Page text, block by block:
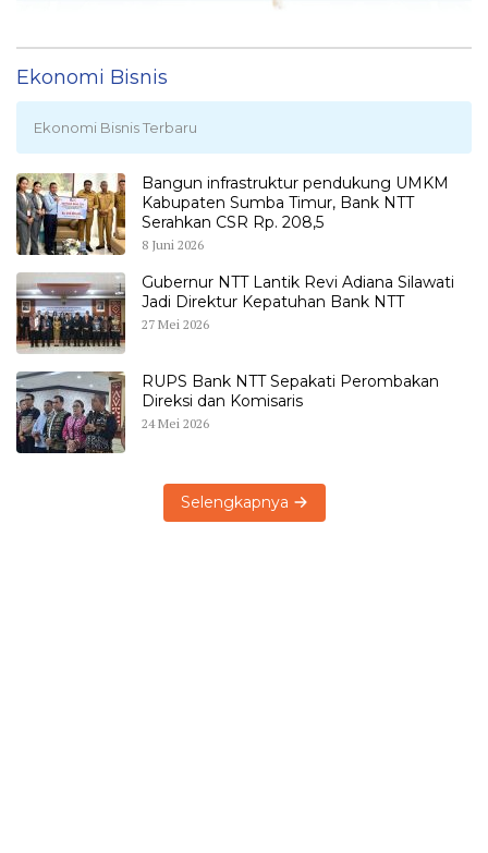
Ekonomi Bisnis
Ekonomi Bisnis Terbaru
Bangun infrastruktur pendukung UMKM
Kabupaten Sumba Timur, Bank NTT
Serahkan CSR Rp. 208,5
8 Juni 2026
Gubernur NTT Lantik Revi Adiana Silawati
Jadi Direktur Kepatuhan Bank NTT
27 Mei 2026
RUPS Bank NTT Sepakati Perombakan
Direksi dan Komisaris
24 Mei 2026
Selengkapnya